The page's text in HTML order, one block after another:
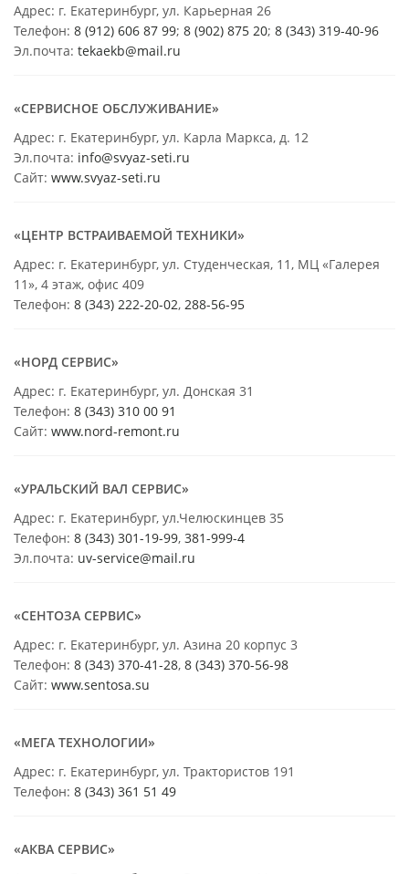
Адрес: г. Екатеринбург, ул. Карьерная 26
Телефон: 8 (912) 606 87 99; 8 (902) 875 20; 8 (343) 319-40-96
Эл.почта: tekaekb@mail.ru
«СЕРВИСНОЕ ОБСЛУЖИВАНИЕ»
Адрес: г. Екатеринбург, ул. Карла Маркса, д. 12
Эл.почта: info@svyaz-seti.ru
Сайт: www.svyaz-seti.ru
«ЦЕНТР ВСТРАИВАЕМОЙ ТЕХНИКИ»
Адрес: г. Екатеринбург, ул. Студенческая, 11, МЦ «Галерея
11», 4 этаж, офис 409
Телефон: 8 (343) 222-20-02, 288-56-95
«НОРД СЕРВИС»
Адрес: г. Екатеринбург, ул. Донская 31
Телефон: 8 (343) 310 00 91
Сайт: www.nord-remont.ru
«УРАЛЬСКИЙ ВАЛ СЕРВИС»
Адрес: г. Екатеринбург, ул.Челюскинцев 35
Телефон: 8 (343) 301-19-99, 381-999-4
Эл.почта: uv-service@mail.ru
«СЕНТОЗА СЕРВИС»
Адрес: г. Екатеринбург, ул. Азина 20 корпус 3
Телефон: 8 (343) 370-41-28, 8 (343) 370-56-98
Сайт: www.sentosa.su
«МЕГА ТЕХНОЛОГИИ»
Адрес: г. Екатеринбург, ул. Трактористов 191
Телефон: 8 (343) 361 51 49
«АКВА СЕРВИС»